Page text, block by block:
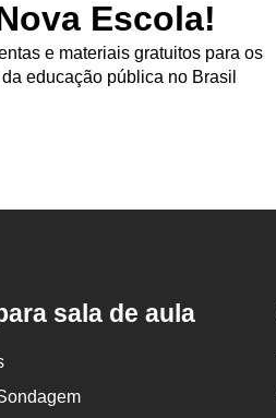
Escola!
e materiais gratuitos para os
educação pública no Brasil
sala de aula